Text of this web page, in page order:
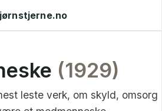
(1929)
leste verk, om skyld, omsorg